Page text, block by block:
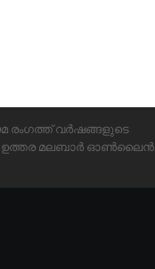
രംഗത്ത് വർഷങ്ങളുടെ
ഉത്തര മലബാർ ഓൺലൈൻ